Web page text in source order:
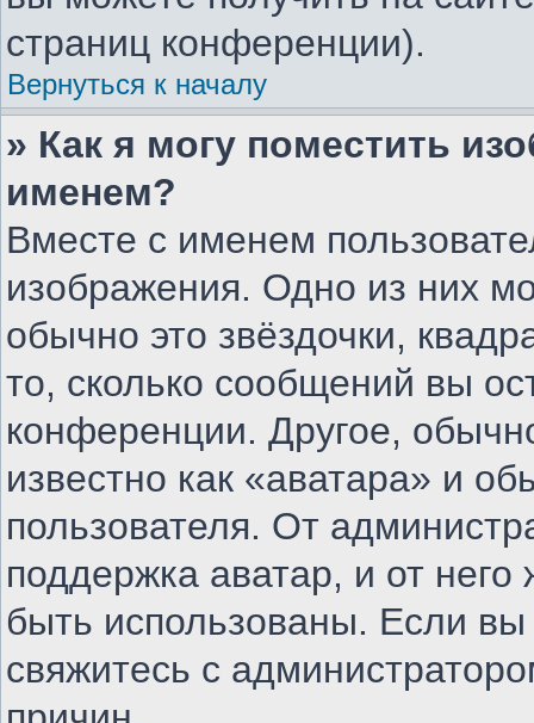
страниц конференции).
Вернуться к началу
» Как я могу поместить
именем?
Вместе с именем
изображения. Одно из них
обычно это звёздочки,
то, сколько сообщений вы
конференции. Другое,
известно как «аватара» и
пользователя. От
поддержка аватар, и от него
быть использованы. Если
свяжитесь с